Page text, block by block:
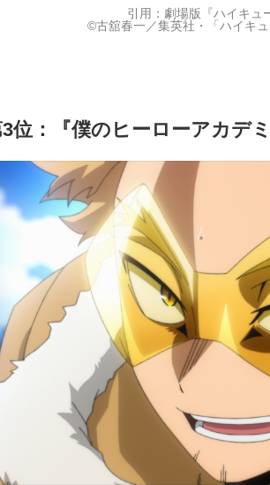
引用：劇場版『ハイキュ
©古舘春一／集英社・「ハイキ
位：『僕のヒーローアカデ